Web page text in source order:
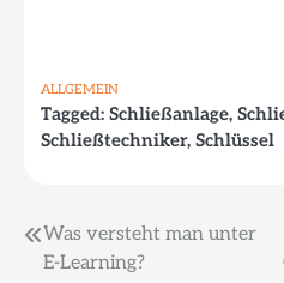
ALLGEMEIN
Tagged: Schließanlage,
Schließtechniker, Schlüssel
Beitragsnavigation
Was versteht man unter
E-Learning?